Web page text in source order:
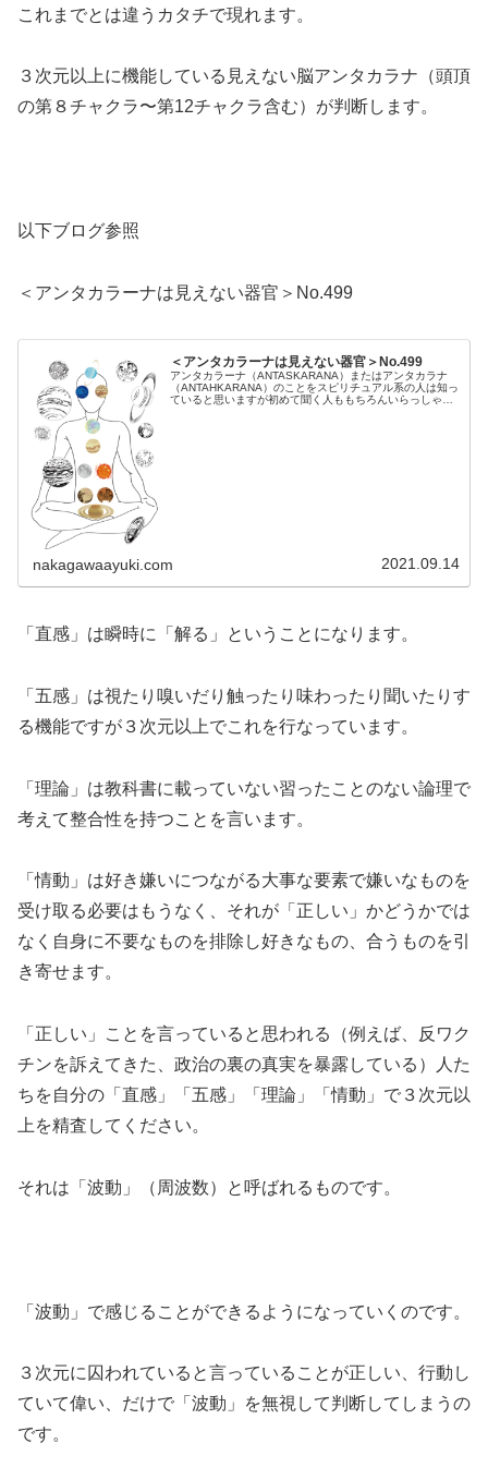
これまでとは違うカタチで現れます。
３次元以上に機能している見えない脳アンタカラナ（頭頂
の第８チャクラ〜第12チャクラ含む）が判断します。
以下ブログ参照
＜アンタカラーナは見えない器官＞No.499
＜アンタカラーナは見えない器官＞No.499
アンタカラーナ（ANTASKARANA）またはアンタカラナ
（ANTAHKARANA）のことをスピリチュアル系の人は知っ
ていると思いますが初めて聞く人ももちろんいらっしゃい
nakagawaayuki.com 2021.09.14
「直感」は瞬時に「解る」ということになります。
「五感」は視たり嗅いだり触ったり味わったり聞いたりす
る機能ですが３次元以上でこれを行なっています。
「理論」は教科書に載っていない習ったことのない論理で
考えて整合性を持つことを言います。
「情動」は好き嫌いにつながる大事な要素で嫌いなものを
受け取る必要はもうなく、それが「正しい」かどうかでは
なく自身に不要なものを排除し好きなもの、合うものを引
き寄せます。
「正しい」ことを言っていると思われる（例えば、反ワク
チンを訴えてきた、政治の裏の真実を暴露している）人た
ちを自分の「直感」「五感」「理論」「情動」で３次元以
上を精査してください。
それは「波動」（周波数）と呼ばれるものです。
「波動」で感じることができるようになっていくのです。
３次元に囚われていると言っていることが正しい、行動し
ていて偉い、だけで「波動」を無視して判断してしまうの
です。